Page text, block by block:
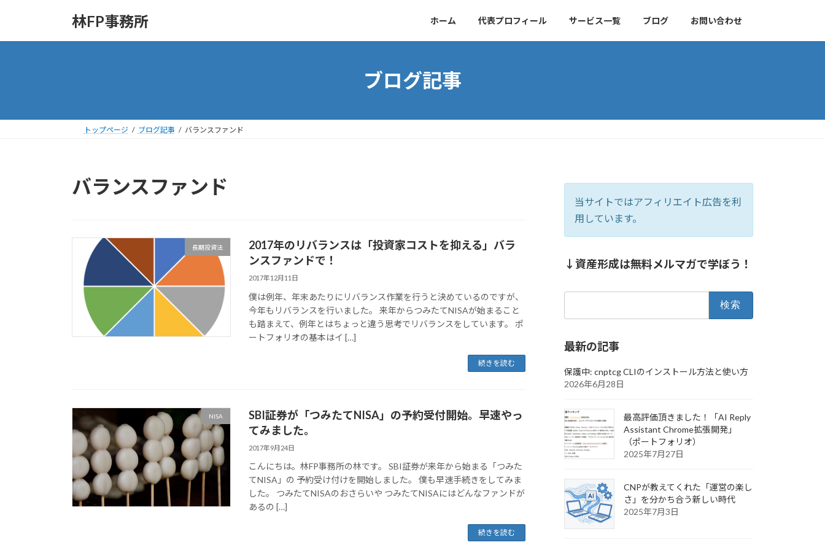
林FP事務所 ホーム 代表プロフィール サービス一覧 ブログ お問い合わせ
ブログ記事
トップページ ブログ記事 バランスファンド
バランスファンド
長期投資法
2017年のリバランスは「投資家コストを抑える」バラ
ンスファンドで！
2017年12月11日
僕は例年、年末あたりにリバランス作業を行うと決めているのですが、
今年もリバランスを行いました。 来年からつみたてNISAが始まること
も踏まえて、例年とはちょっと違う思考でリバランスをしています。 ポ
ートフォリオの基本はイ […]
続きを読む
NISA
SBI証券が「つみたてNISA」の予約受付開始。早速やっ
てみました。
2017年9月24日
こんにちは。林FP事務所の林です。 SBI証券が来年から始まる「つみた
てNISA」の 予約受け付けを開始しました。 僕も早速手続きをしてみま
した。 つみたてNISAのおさらいや つみたてNISAにはどんなファンドが
あるの […]
続きを読む
当サイトではアフィリエイト広告を利
用しています。
↓資産形成は無料メルマガで学ぼう！
最新の記事
保護中: cnptcg CLIのインストール方法と使い方
2026年6月28日
最高評価頂きました！「AI Reply
Assistant Chrome拡張開発」
（ポートフォリオ）
2025年7月27日
CNPが教えてくれた「運営の楽し
さ」を分かち合う新しい時代
2025年7月3日